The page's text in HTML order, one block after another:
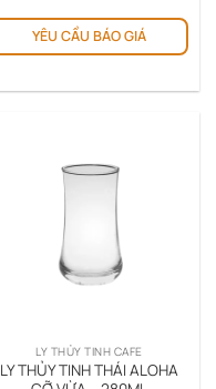
YÊU CẦU BÁO GIÁ
LY THỦY TINH CAFE
LY THỦY TINH THÁI ALOHA